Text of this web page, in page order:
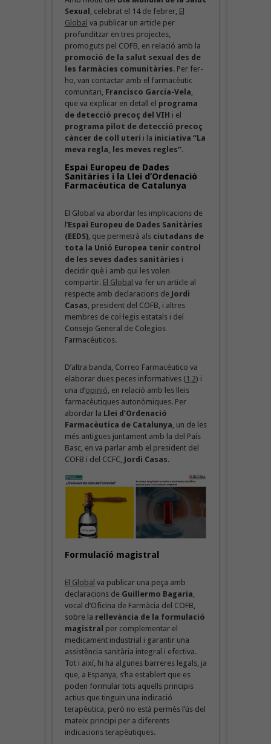
Sexual , celebrat el 14 de febrer, El
Global va publicar un article per
profunditzar en tres projectes,
promoguts pel COFB, en relació amb la
promoció de la salut sexual des de
les farmàcies comunitàries. Per fer-
ho, van contactar amb el farmacèutic
comunitari, Francisco García-Vela,
que va explicar en detall el programa
de detecció precoç del VIH i el
programa pilot de detecció precoç
càncer de coll uteríi la iniciativa “La
meva regla, les meves regles”.
Espai Europeu de Dades
Sanitàries i la Llei d’Ordenació
Farmacèutica de Catalunya
El Global va abordar les implicacions de
l’Espai Europeu de Dades Sanitàries
(EEDS), que permetrà als ciutadans de
tota la Unió Europea tenir control
de les seves dades sanitàries i
decidir què i amb qui les volen
compartir. El Global va fer un article al
respecte amb declaracions de Jordi
Casas, president del COFB, i altres
membres de col·legis estatals i del
Consejo General de Colegios
Farmacéuticos.
D’altra banda, Correo Farmacéutico va
elaborar dues peces informatives (1 ,2) i
una d’opinió, en relació amb les lleis
farmacèutiques autonòmiques. Per
abordar la Llei d’Ordenació
Farmacèutica de Catalunya, un de les
més antigues juntament amb la del País
Basc, en va parlar amb el president del
COFB i del CCFC, Jordi Casas.
Formulació magistral
El Global va publicar una peça amb
declaracions de Guillermo Bagaría
vocal d’Oficina de Farmàcia del COFB,
sobre la rellevància de la formulació
magistral per complementar el
medicament industrial i garantir una
assistència sanitària integral i efectiva.
Tot i així, hi ha algunes barreres legals, ja
que, a Espanya, s’ha establert que es
poden formular tots aquells principis
actius que tinguin una indicació
terapèutica, però no està permès l’ús del
mateix principi per a diferents
indicacions terapèutiques.